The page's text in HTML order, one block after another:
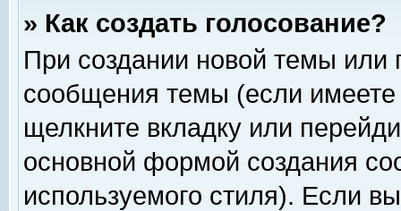
» Как создать голосование?
При создании новой темы или
сообщения темы (если
щелкните вкладку или
основной формой создания
используемого стиля). Если